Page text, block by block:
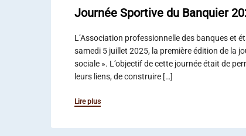
Journée Sportive du Banquier
L’Association professionnelle des banques et
samedi 5 juillet 2025, la première édition de la
sociale ». L’objectif de cette journée était de
leurs liens, de construire […]
Lire plus